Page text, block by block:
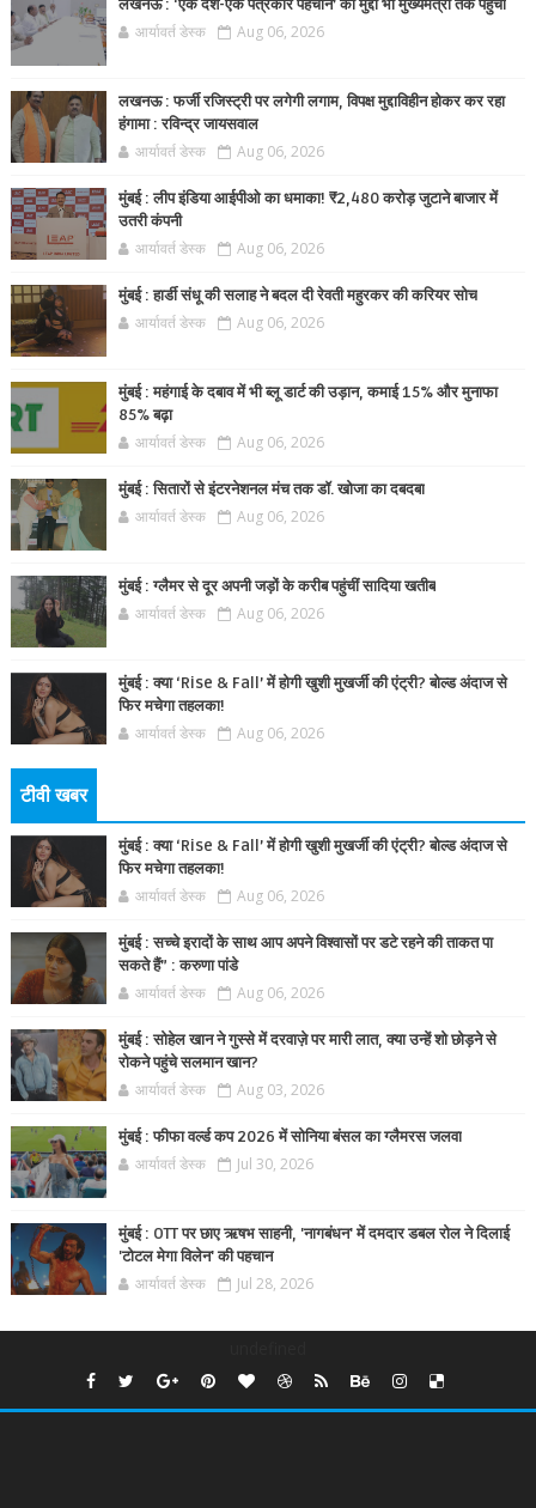
लखनऊ : ‘एक देश-एक पत्रकार पहचान’ का मुद्दा भी मुख्यमंत्री तक पहुँचा
आर्यावर्त डेस्क Aug 06, 2026
लखनऊ : फर्जी रजिस्ट्री पर लगेगी लगाम, विपक्ष मुद्दाविहीन होकर कर रहा
हंगामा : रविन्द्र जायसवाल
आर्यावर्त डेस्क Aug 06, 2026
मुंबई : लीप इंडिया आईपीओ का धमाका! ₹2,480 करोड़ जुटाने बाजार में
उतरी कंपनी
आर्यावर्त डेस्क Aug 06, 2026
मुंबई : हार्डी संधू की सलाह ने बदल दी रेवती महुरकर की करियर सोच
आर्यावर्त डेस्क Aug 06, 2026
मुंबई : महंगाई के दबाव में भी ब्लू डार्ट की उड़ान, कमाई 15% और मुनाफा
85% बढ़ा
आर्यावर्त डेस्क Aug 06, 2026
मुंबई : सितारों से इंटरनेशनल मंच तक डॉ. खोजा का दबदबा
आर्यावर्त डेस्क Aug 06, 2026
मुंबई : ग्लैमर से दूर अपनी जड़ों के करीब पहुंचीं सादिया खतीब
आर्यावर्त डेस्क Aug 06, 2026
मुंबई : क्या ‘Rise & Fall’ में होगी खुशी मुखर्जी की एंट्री? बोल्ड अंदाज से
फिर मचेगा तहलका!
आर्यावर्त डेस्क Aug 06, 2026
टीवी खबर
मुंबई : क्या ‘Rise & Fall’ में होगी खुशी मुखर्जी की एंट्री? बोल्ड अंदाज से
फिर मचेगा तहलका!
आर्यावर्त डेस्क Aug 06, 2026
मुंबई : सच्चे इरादों के साथ आप अपने विश्वासों पर डटे रहने की ताकत पा
सकते हैं” : करुणा पांडे
आर्यावर्त डेस्क Aug 06, 2026
मुंबई : सोहेल खान ने गुस्से में दरवाज़े पर मारी लात, क्या उन्हें शो छोड़ने से
रोकने पहुंचे सलमान खान?
आर्यावर्त डेस्क Aug 03, 2026
मुंबई : फीफा वर्ल्ड कप 2026 में सोनिया बंसल का ग्लैमरस जलवा
आर्यावर्त डेस्क Jul 30, 2026
मुंबई : OTT पर छाए ऋषभ साहनी, 'नागबंधन' में दमदार डबल रोल ने दिलाई
'टोटल मेगा विलेन' की पहचान
आर्यावर्त डेस्क Jul 28, 2026